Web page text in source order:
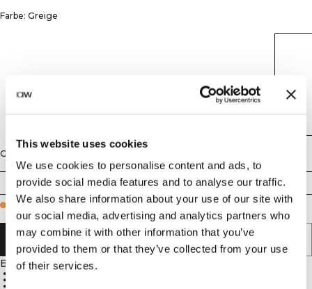
This website uses cookies
We use cookies to personalise content and ads, to
provide social media features and to analyse our traffic.
We also share information about your use of our site with
our social media, advertising and analytics partners who
may combine it with other information that you’ve
provided to them or that they’ve collected from your use
of their services.
Farbe: Greige
Größe
XS S M L XL XXL
Few in stock
IN DEN WARENKORB LEGEN
Beschreibung